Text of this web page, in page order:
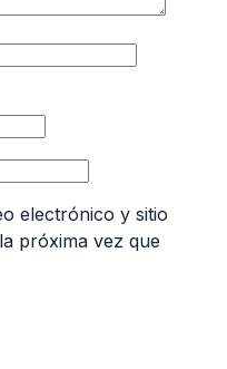
electrónico y sitio
próxima vez que